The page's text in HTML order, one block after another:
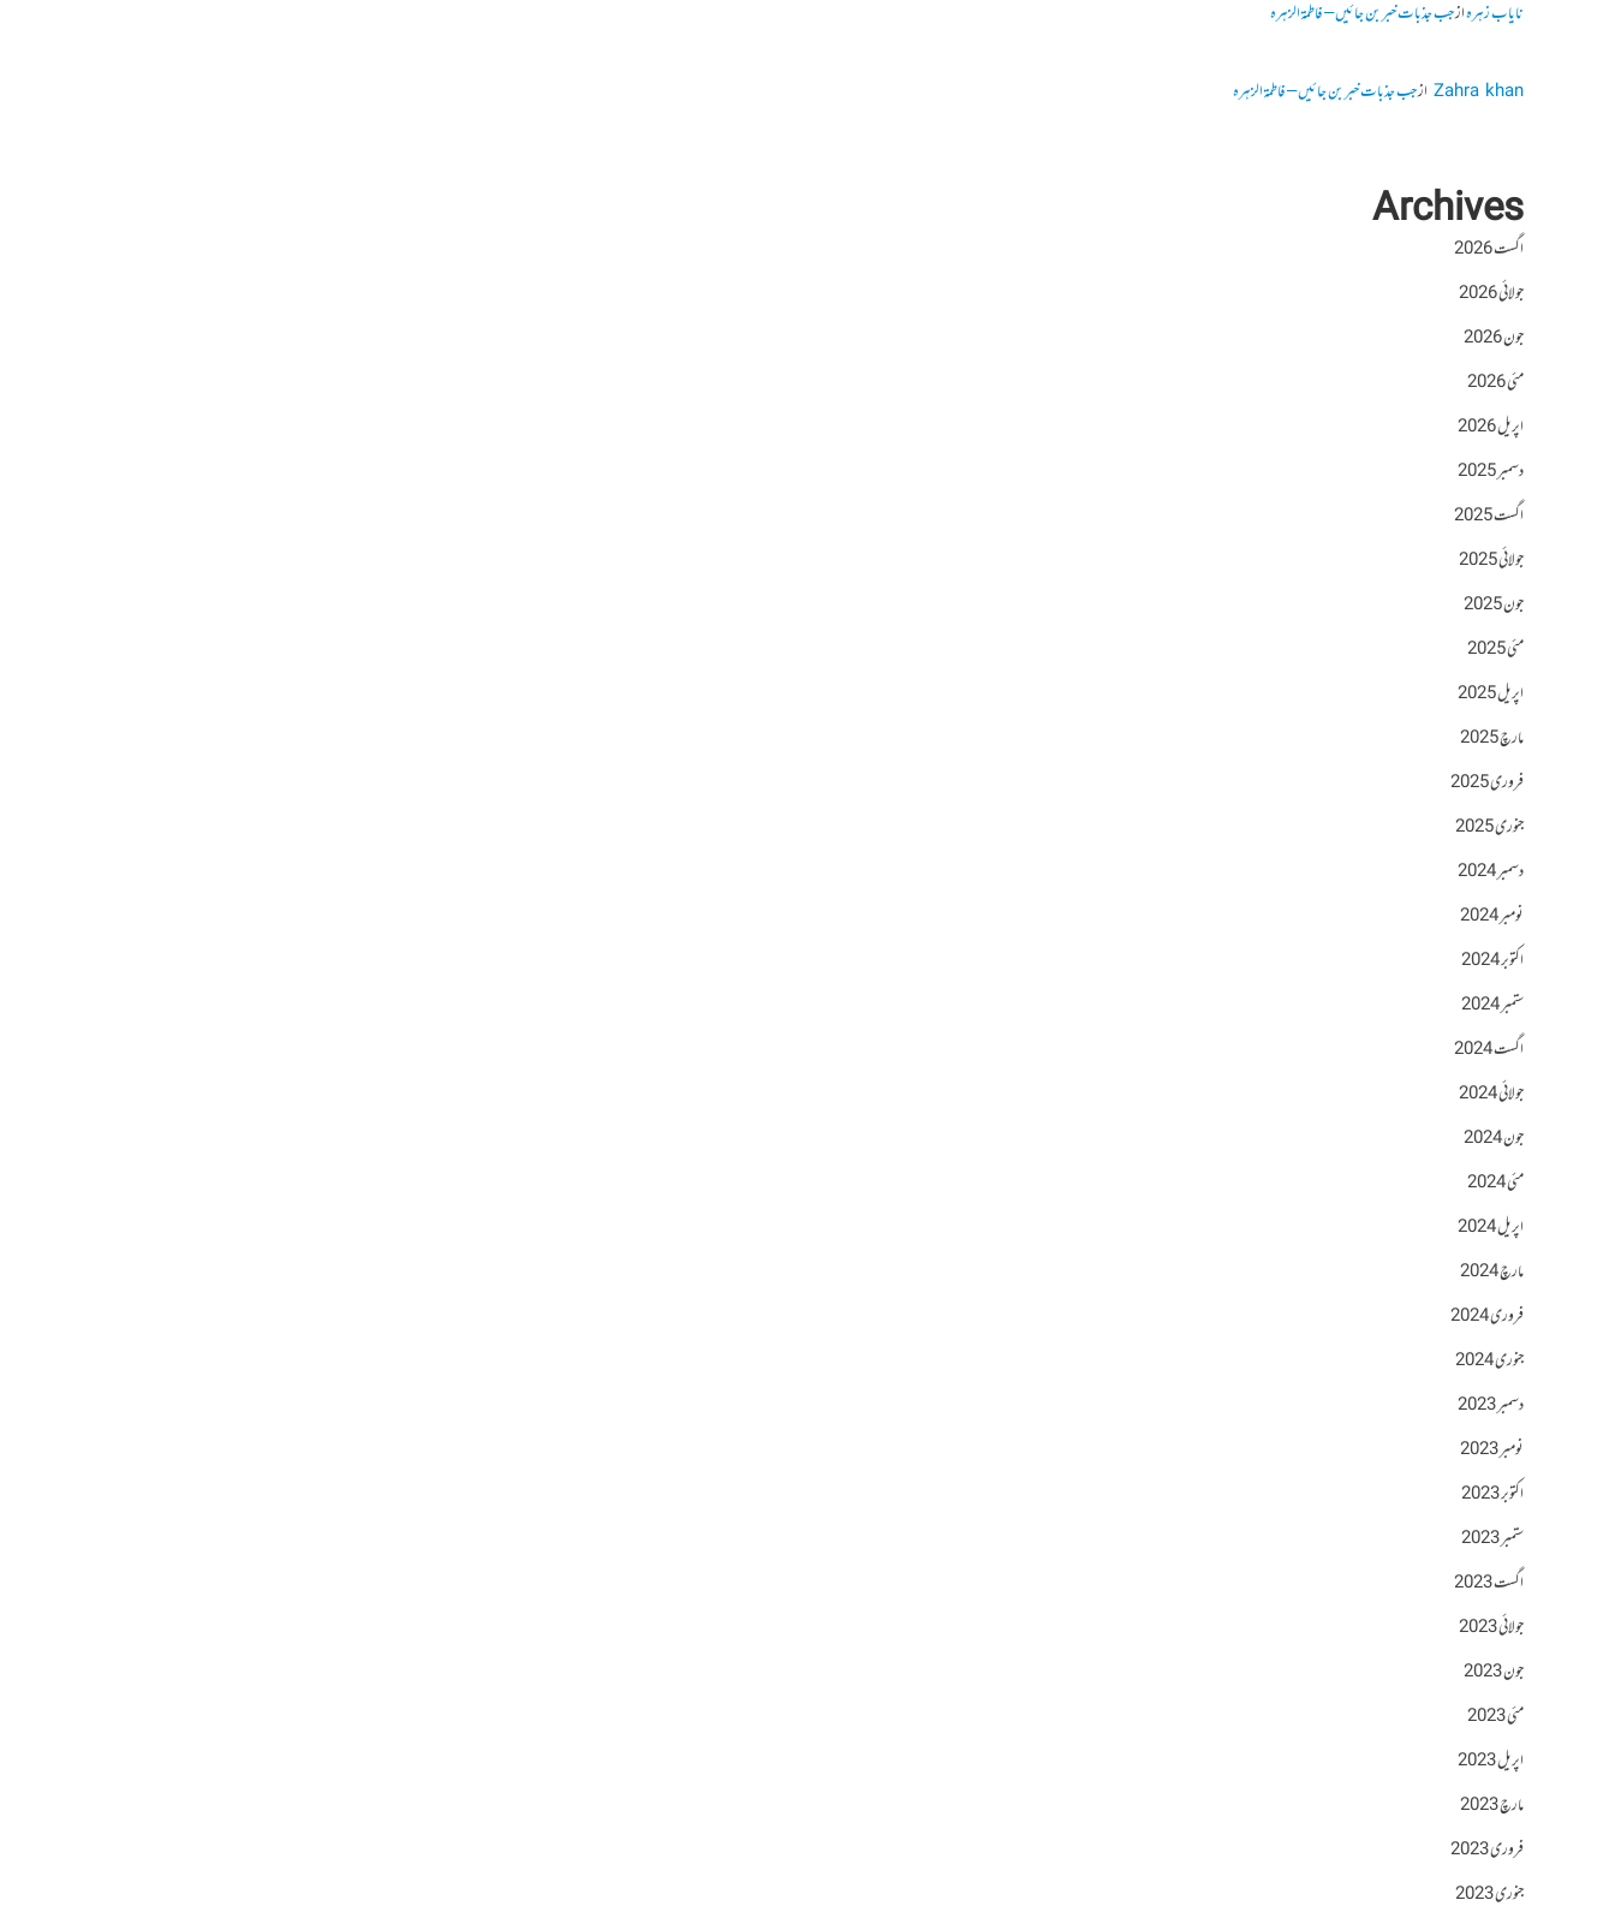
نایاب زہرہازجب جذبات خبر بن جائیں – فاطمۃالزہرہ
Zahra khanازجب جذبات خبر بن جائیں – فاطمۃالزہرہ
Archives
اگست 2026
جولائی 2026
جون 2026
مئی 2026
اپریل 2026
دسمبر 2025
اگست 2025
جولائی 2025
جون 2025
مئی 2025
اپریل 2025
مارچ 2025
فروری 2025
جنوری 2025
دسمبر 2024
نومبر 2024
اکتوبر 2024
ستمبر 2024
اگست 2024
جولائی 2024
جون 2024
مئی 2024
اپریل 2024
مارچ 2024
فروری 2024
جنوری 2024
دسمبر 2023
نومبر 2023
اکتوبر 2023
ستمبر 2023
اگست 2023
جولائی 2023
جون 2023
مئی 2023
اپریل 2023
مارچ 2023
فروری 2023
جنوری 2023